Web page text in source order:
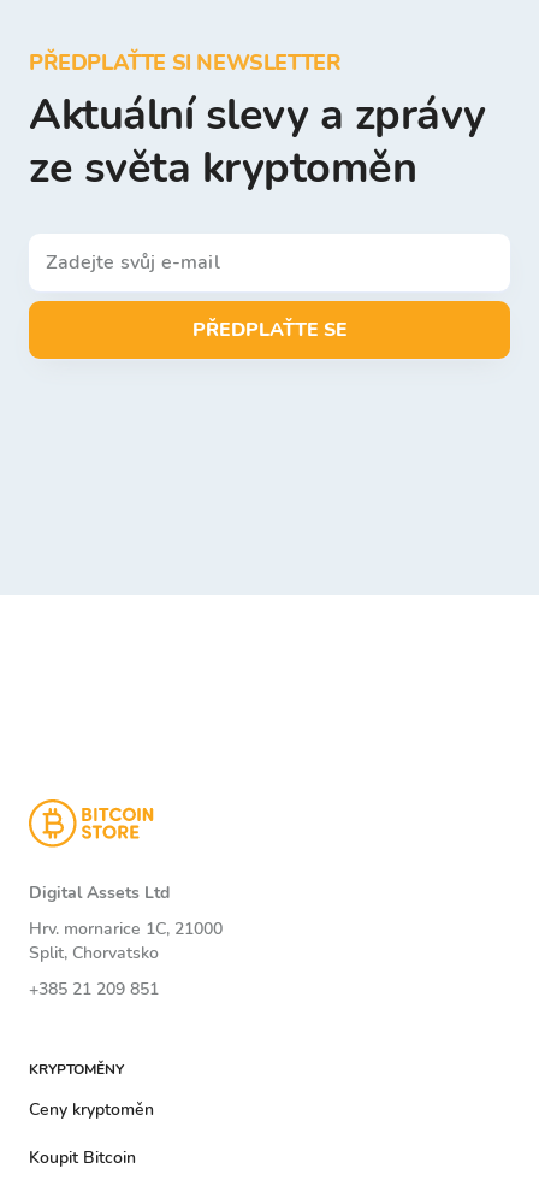
PŘEDPLAŤTE SI NEWSLETTER
Aktuální slevy a zprávy
ze světa kryptoměn
PŘEDPLAŤTE SE
Digital Assets Ltd
Hrv. mornarice 1C, 21000
Split, Chorvatsko
+385 21 209 851
KRYPTOMĚNY
Ceny kryptoměn
Koupit Bitcoin